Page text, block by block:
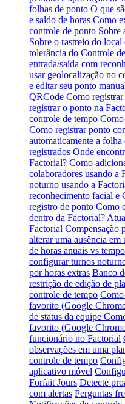
folhas de ponto O que
e saldo de horas Como
controle de ponto Sobre
Sobre o rastreio do local
tolerância do Controle
entrada/saída com
usar geolocalização no
e editar seu ponto
QRCode Como
registrar o ponto na
controle de tempo
Como registrar ponto
automaticamente a folha
registrados Onde
Factorial? Como
colaboradores usando a
noturno usando a
reconhecimento facial e
registro de ponto Como
dentro da Factorial?
Factorial Compensação
alterar uma ausência em
de horas anuais vs
configurar turnos
por horas extras Banco
restrição de edição de
controle de tempo
favorito (Google
de status da equipe
favorito (Google
funcionário no Factorial
observações em uma
controle de tempo
aplicativo móvel
Forfait Jours Detecte
com alertas Perguntas